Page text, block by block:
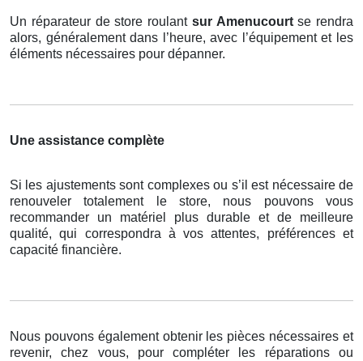
Un réparateur de store roulant sur Amenucourtse rendra
alors, généralement dans l’heure, avec l’équipement et les
éléments nécessaires pour dépanner.
Une assistance complète
Si les ajustements sont complexes ou s’il est nécessaire de
renouveler totalement le store, nous pouvons vous
recommander un matériel plus durable et de meilleure
qualité, qui correspondra à vos attentes, préférences et
capacité financière.
Nous pouvons également obtenir les pièces nécessaires et
revenir, chez vous, pour compléter les réparations ou